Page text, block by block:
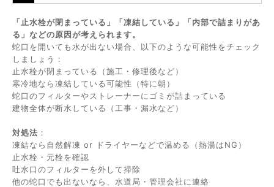
「止水栓が閉まっている」「凍結している」「内部で詰まりがあ
る」などの原因が考えられます。
蛇口を開いても水が出ない場合、以下のような可能性をチェック
しましょう：
止水栓が閉まっている（施工・修理後など）
寒冷地なら凍結している可能性（特に朝）
蛇口のフィルターやストレーナーにゴミが詰まっている
建物全体が断水している（工事・漏水など）
対処法 ：
凍結なら自然解凍 or ドライヤーなどで温める（熱湯はNG）
止水栓・元栓を確認
吐水口のフィルターを外して掃除
他の蛇口でも出ないなら、水道局・管理会社に連絡